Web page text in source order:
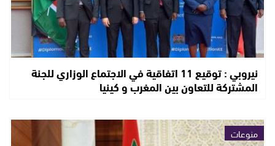
نيروبي : توقيع 11 اتفاقية في الاجتماع الوزاري للجنة
المشتركة للتعاون بين المغرب و كينيا
منوعات